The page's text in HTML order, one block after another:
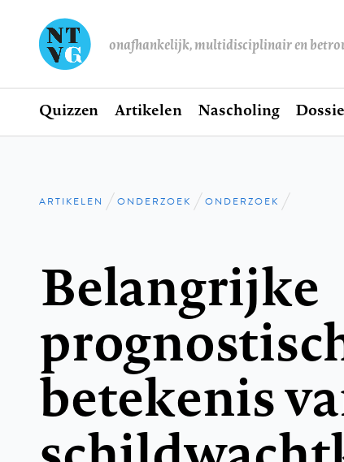
onafhankelijk, multidisciplinair en
Hoofdnavigatie
Home
Quizzen Artikelen Nascholing
Kruimelpad
ARTIKELEN ONDERZOEK ONDERZOEK
Belangrijke
betekenis